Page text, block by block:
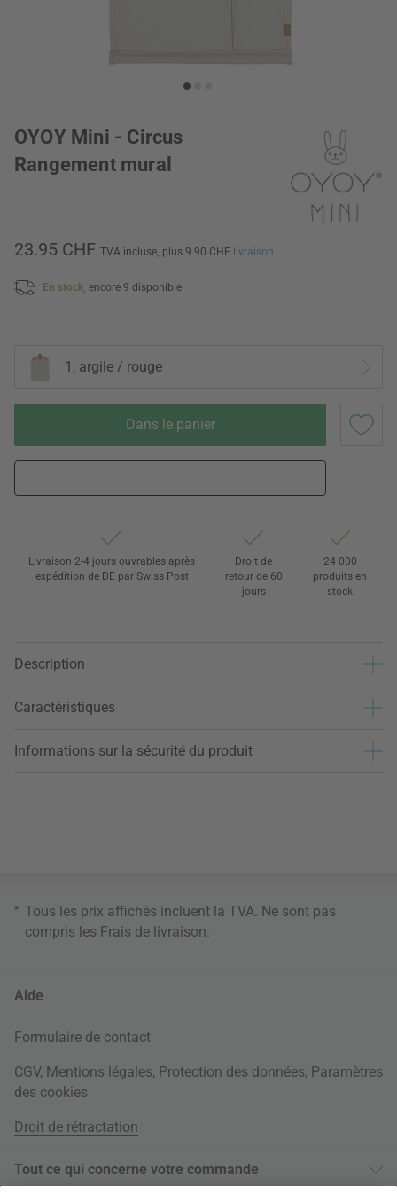
OYOY Mini - Circus
Rangement mural
23.95 CHF TVA incluse, plus 9.90 CHF livraison
En stock, encore 9 disponible
1, argile / rouge
Dans le panier
Livraison 2-4 jours ouvrables après
expédition de DE par Swiss Post
Droit de
retour de 60
jours
24 000
produits en
stock
Description
Caractéristiques
Informations sur la sécurité du produit
* Tous les prix affichés incluent la TVA. Ne sont pas
compris les Frais de livraison
Aide
Formulaire de contact
CGV, Mentions légales, Protection des données, Paramètres
des cookies
Droit de rétractation
Tout ce qui concerne votre commande